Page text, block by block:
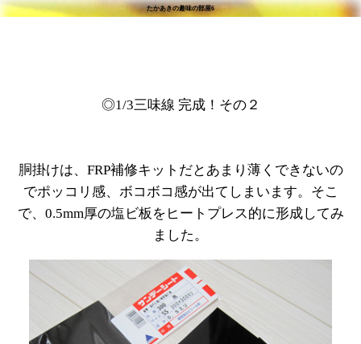
たかあきの趣味の部屋6
◎1/3三味線 完成！その２
胴掛けは、FRP補修キットだとあまり薄くできないの
でポッコリ感、ボコボコ感が出てしまいます。そこ
で、0.5mm厚の塩ビ板をヒートプレス的に形成してみ
ました。